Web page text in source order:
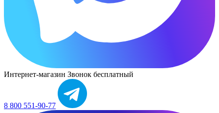
Интернет-магазин Звонок бесплатный
8 800 551-90-77